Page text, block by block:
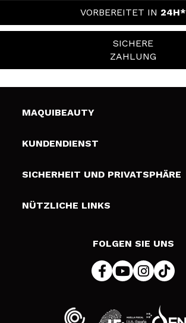
VORBEREITET IN 24H*
SICHERE
ZAHLUNG
MAQUIBEAUTY
Über uns
Geschenkkarten
KUNDENDIENST
Liefer- und Versandkosten
Zahlung
SICHERHEIT UND PRIVATSPHÄRE
Bedingungen und Datenschutz
NÜTZLICHE LINKS
FOLGEN SIE UNS